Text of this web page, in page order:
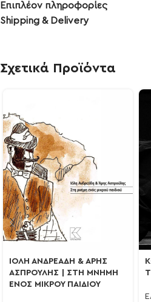
Επιπλέον πληροφορίες
Shipping & Delivery
Σχετικά Προϊόντα
ΙΟΛΗ ΑΝΔΡΕΑΔΗ & ΑΡΗΣ
ΑΣΠΡΟΥΛΗΣ | ΣΤΗ ΜΝΗΜΗ
ΕΝΟΣ ΜΙΚΡΟΥ ΠΑΙΔΙΟΥ